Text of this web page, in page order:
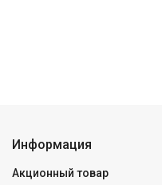
Информация
Акционный товар